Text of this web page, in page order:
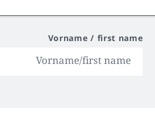
Vorname / first name